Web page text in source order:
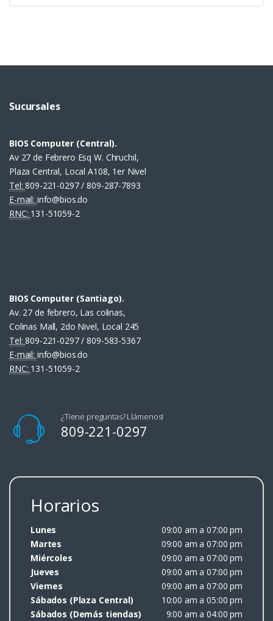
Sucursales
BIOS Computer (Central).
Av 27 de Febrero Esq W. Chruchil,
Plaza Central, Local A108, 1er Nivel
Tel:809-221-0297 / 809-287-7893
E-mail: info@bios.do
RNC: 131-51059-2
BIOS Computer (Santiago).
Av. 27 de febrero, Las colinas,
Colinas Mall, 2do Nivel, Local 245
Tel:809-221-0297 / 809-583-5367
E-mail: info@bios.do
RNC: 131-51059-2
¿Tiene preguntas? Llámenos!
809-221-0297
Horarios
Lunes
09:00 am a 07:00 pm
Martes
09:00 am a 07:00 pm
Miércoles
09:00 am a 07:00 pm
Jueves
09:00 am a 07:00 pm
Viernes
09:00 am a 07:00 pm
Sábados (Plaza Central)
10:00 am a 05:00 pm
Sábados (Demás tiendas)
9:00 am a 04:00 pm